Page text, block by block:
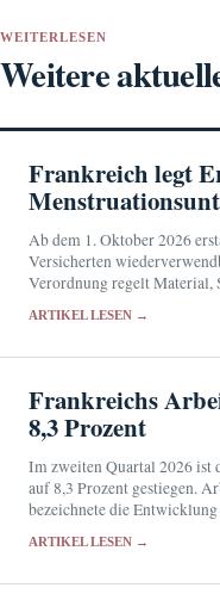
WEITERLESEN
Weitere
Frankreich legt
Ab dem 1. Oktober 2026
Versicherten
Verordnung regelt Material,
ARTIKEL LESEN →
Frankreichs
8,3 Prozent
Im zweiten Quartal 2026 ist
auf 8,3 Prozent gestiegen.
bezeichnete die
ARTIKEL LESEN →